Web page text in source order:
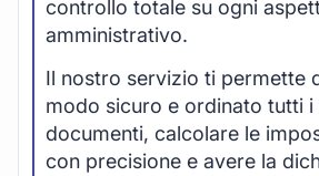
controllo totale su ogni
amministrativo.
Il nostro servizio ti permette
modo sicuro e ordinato tutti i
documenti, calcolare le
con precisione e avere la